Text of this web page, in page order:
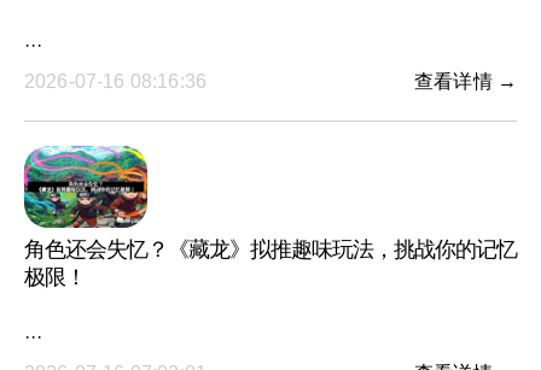
···
2026-07-16 08:16:36
查看详情 →
角色还会失忆？《藏龙》拟推趣味玩法，挑战你的记忆
极限！
···